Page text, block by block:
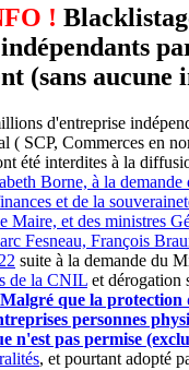
!
(sans
d'entreprise
( SCP, Commerces en
été interdites à la
Borne, à la
et de la
Maire, et des ministres
Fesneau, François
suite à la demande du
de la CNIL et dérogation
Malgré que la protection
personnes
n'est pas permise
, et pourtant adopté